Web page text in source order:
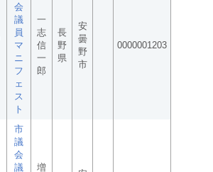
会
議
員
マ
ニ
フ
ェ
ス
ト
一
志
信
一
郎
長
野
県
安
曇
野
市
0000001203
市
議
会
議
増